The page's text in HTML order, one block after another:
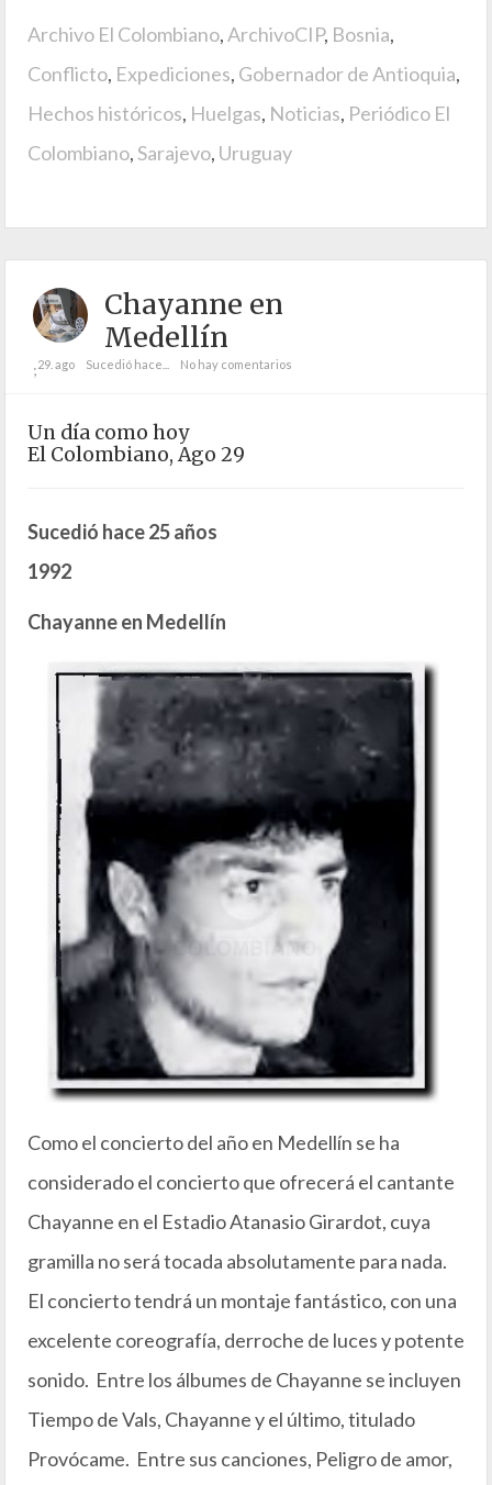
Archivo El Colombiano,ArchivoCIP, Bosnia,
Conflicto, Expediciones, Gobernador de Antioquia,
Hechos históricos, Huelgas, Noticias, Periódico El
Colombiano,Sarajevo, Uruguay
Chayanne en
Medellín
;29. ago Sucedió hace... No hay comentarios
Un día como hoy
El Colombiano, Ago 29
Sucedió hace 25 años
1992
Chayanne en Medellín
Como el concierto del año en Medellín se ha
considerado el concierto que ofrecerá el cantante
Chayanne en el Estadio Atanasio Girardot, cuya
gramilla no será tocada absolutamente para nada.
El concierto tendrá un montaje fantástico, con una
excelente coreografía, derroche de luces y potente
sonido. Entre los álbumes de Chayanne se incluyen
Tiempo de Vals, Chayanne y el último, titulado
Provócame. Entre sus canciones, Peligro de amor,